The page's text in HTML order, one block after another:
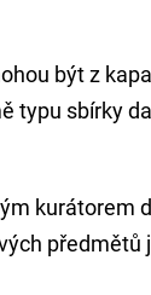
být z
sbírky
kurátorem
předmětů